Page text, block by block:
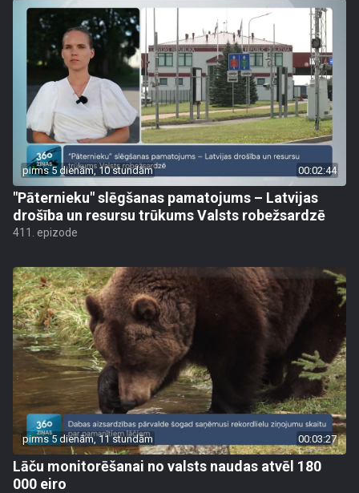
pirms 5 dienām, 10 stundām 00:02:44
"Pāternieku" slēgšanas pamatojums – Latvijas
drošība un resursu trūkums Valsts robežsardzē
411. epizode
pirms 5 dienām, 11 stundām 00:03:27
Lāču monitorēšanai no valsts naudas atvēl 180
000 eiro